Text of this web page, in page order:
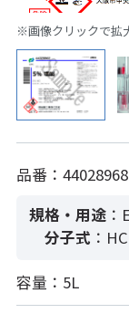
※画像クリックで拡
品番：
規格・用途 ：
分子式 ：
容量：5L